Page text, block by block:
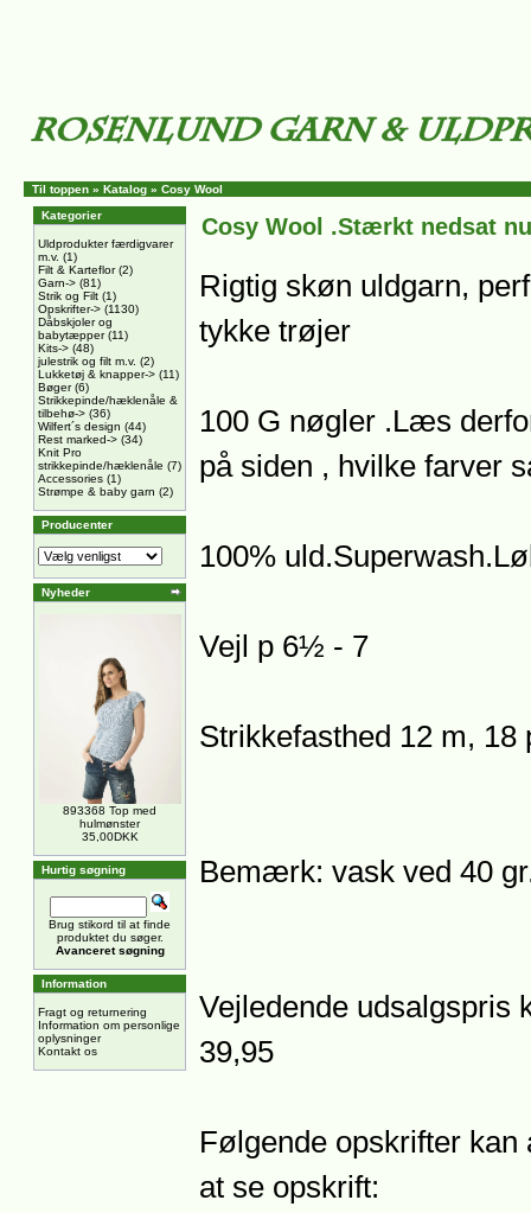
Til toppen » Katalog » Cosy Wool
Kategorier
Uldprodukter færdigvarer
m.v. (1)
Filt & Karteflor(2)
Garn-> (81)
Strik og Filt (1)
Opskrifter-> (1130)
Dåbskjoler og
babytæpper(11)
Kits-> (48)
julestrik og filt m.v. (2)
Lukketøj & knapper-> (11)
Bøger(6)
Strikkepinde/hæklenåle &
tilbehø-> (36)
Wilfert´s design (44)
Rest marked-> (34)
Knit Pro
strikkepinde/hæklenåle (7)
Accessories (1)
Strømpe & baby garn (2)
Producenter
Nyheder
893368 Top med
hulmønster
35,00DKK
Hurtig søgning
Brug stikord til at finde
produktet du søger.
Avanceret søgning
Information
Fragt og returnering
Information om personlige
oplysninger
Kontakt os
Cosy Wool .Stærkt nedsat
Rigtig skøn uldgarn,
tykke trøjer
100 G nøgler .Læs
på siden , hvilke farver
100%
Vejl p 6½ - 7
Strikkefasthed 12 m, 18
Bemærk: vask ved 40
Vejledende udsalgspris
39,95
Følgende opskrifter
at se opskrift: